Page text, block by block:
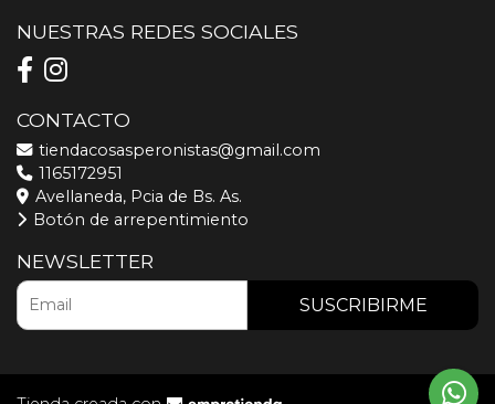
NUESTRAS REDES SOCIALES
CONTACTO
tiendacosasperonistas@gmail.com
1165172951
Avellaneda, Pcia de Bs. As.
Botón de arrepentimiento
NEWSLETTER
SUSCRIBIRME